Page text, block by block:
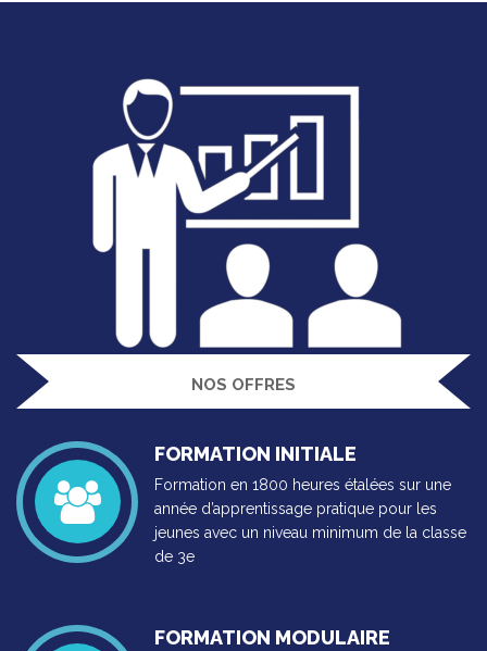
NOS OFFRES
FORMATION INITIALE
Formation en 1800 heures étalées sur une
année d’apprentissage pratique pour les
jeunes avec un niveau minimum de la classe
de 3e
FORMATION MODULAIRE